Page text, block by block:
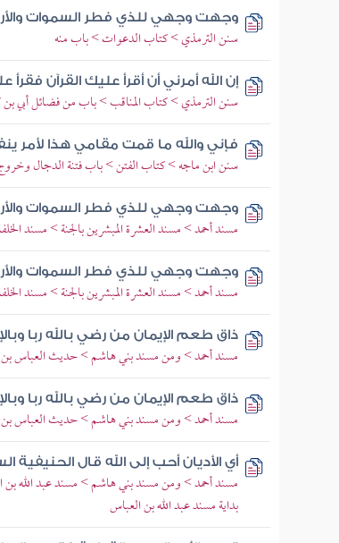
وجهت وجهي للذي فطر السموات
سنن الترمذي > كتاب الدعوات > باب منه
إن الله أمرني أن أقرأ عليك القرآن فقرأ
سنن الترمذي > كتاب المناقب > باب من فضائل أبي
فإني والله ما قمت مقامي هذا لأمر
سنن ابن ماجه > كتاب الفتن > باب فتنة الدجال
وجهت وجهي للذي فطر السموات
مسند أحمد > مسند العشرة المبشرين بالجنة > مسند
وجهت وجهي للذي فطر السموات
مسند أحمد > مسند العشرة المبشرين بالجنة > مسند
ذاق طعم الإيمان من رضي بالله ربا
مسند أحمد > ومن مسند بني هاشم > حديث العباس بن
ذاق طعم الإيمان من رضي بالله ربا
مسند أحمد > ومن مسند بني هاشم > حديث العباس بن
أي الأديان أحب إلى الله قال الحنيفية
مسند أحمد > ومن مسند بني هاشم > مسند عبد الله بن
بداية مسند عبد الله بن العباس